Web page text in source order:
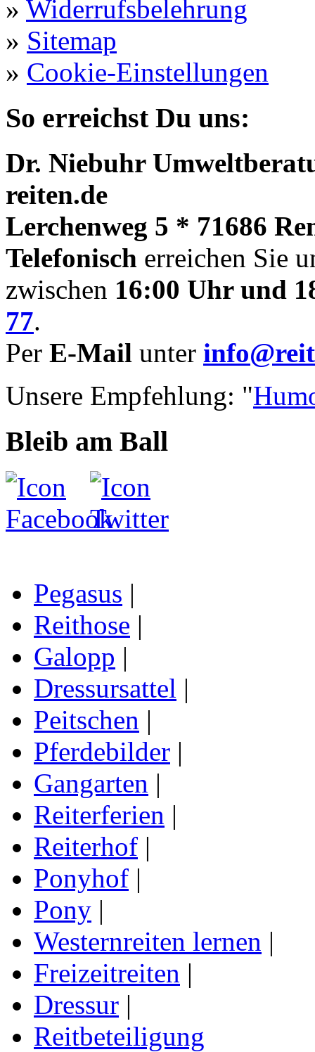
» Widerrufsbelehrung
» Sitemap
» Cookie-Einstellungen
So erreichst Du uns:
Dr. Niebuhr
reiten.de
Lerchenweg 5 * 71686
Telefonisch erreichen Sie
zwischen 16:00 Uhr und
77.
Per E-Mail unter
Unsere Empfehlung: "
Bleib am Ball
Pegasus |
Reithose |
Galopp |
Dressursattel |
Peitschen |
Pferdebilder |
Gangarten |
Reiterferien |
Reiterhof |
Ponyhof |
Pony |
Westernreiten lernen |
Freizeitreiten |
Dressur |
Reitbeteiligung